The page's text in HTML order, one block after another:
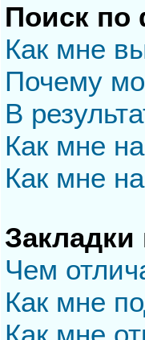
Поиск
Как мне
Почему
В
Как мне
Как мне
Чем
Как мне